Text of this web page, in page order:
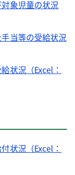
象児童の状況
当等の受給状況
状況（Excel：
状況（Excel：